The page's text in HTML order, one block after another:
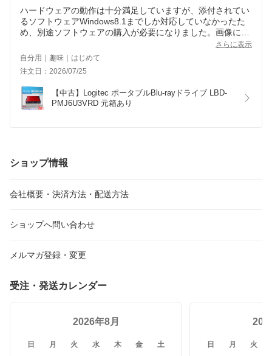
ハードウェアの動作は十分満足していますが、添付されてい
るソフトウェアWindows8.1までしか対応していなかったた
め、別途ソフトウェアの購入が必要になりました。画像に映
っているものがすべてであれば、ソフトウェアの対応OSま
で明記していただきたく思います。
さらに表示
自分用｜趣味｜はじめて
注文日：2026/07/25
【中古】Logitec ポータブルBlu-rayドライブ LBD-
PMJ6U3VRD 元箱あり
ショップ情報
会社概要・決済方法・配送方法
ショップへ問い合わせ
メルマガ登録・変更
受注・発送カレンダー
2026年8月
日 月 火 水 木 金 土 日 月 火